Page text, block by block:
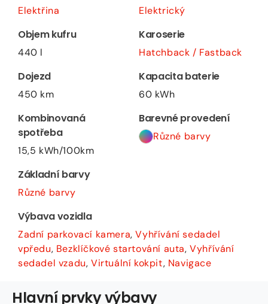
Elektřina Elektrický
Objem kufru
440 l
Karoserie
Hatchback / Fastback
Dojezd
450 km
Kapacita baterie
60 kWh
Kombinovaná
spotřeba
15,5 kWh/100km
Barevné provedení
Různé barvy
Základní barvy
Různé barvy
Výbava vozidla
Zadní parkovací kamera,Vyhřívání sedadel
vpředu, Bezklíčkové startování auta,Vyhřívání
sedadel vzadu,Virtuální kokpit, Navigace
Hlavní prvky výbavy